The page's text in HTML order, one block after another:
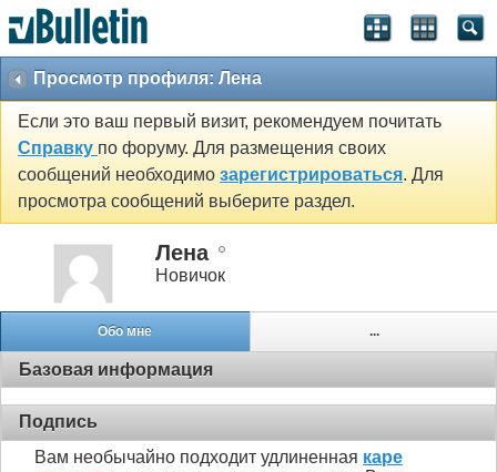
Просмотр профиля: Лена
Если это ваш первый визит, рекомендуем почитать
Справку по форуму. Для размещения своих
сообщений необходимо зарегистрироваться. Для
просмотра сообщений выберите раздел.
Лена
Новичок
Обо мне ...
Базовая информация
Подпись
Вам необычайно подходит удлиненная каре